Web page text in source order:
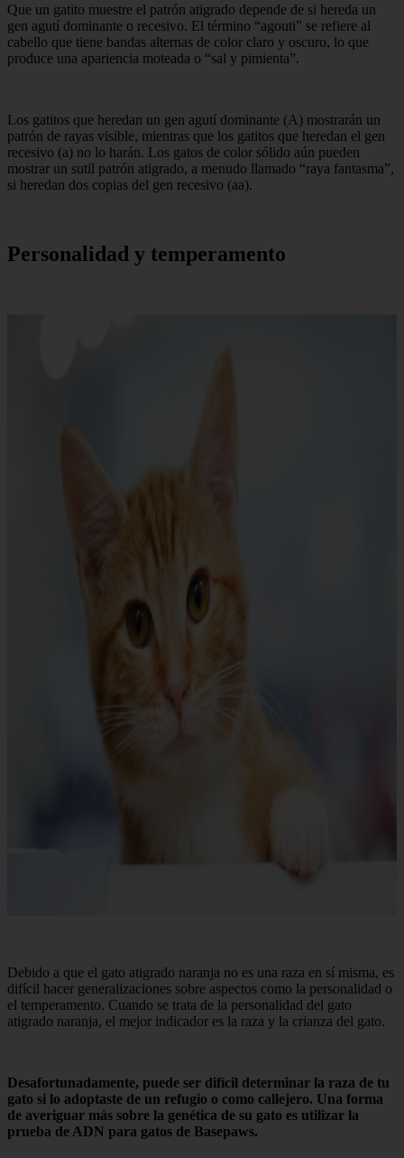
Que un gatito muestre el patrón atigrado depende de si hereda un
gen agutí dominante o recesivo. El término “agouti” se refiere al
cabello que tiene bandas alternas de color claro y oscuro, lo que
produce una apariencia moteada o “sal y pimienta”.
Los gatitos que heredan un gen agutí dominante (A) mostrarán un
patrón de rayas visible, mientras que los gatitos que heredan el gen
recesivo (a) no lo harán. Los gatos de color sólido aún pueden
mostrar un sutil patrón atigrado, a menudo llamado “raya fantasma”,
si heredan dos copias del gen recesivo (aa).
Personalidad y temperamento
Debido a que el gato atigrado naranja no es una raza en sí misma, es
difícil hacer generalizaciones sobre aspectos como la personalidad o
el temperamento. Cuando se trata de la personalidad del gato
atigrado naranja, el mejor indicador es la raza y la crianza del gato.
Desafortunadamente, puede ser difícil determinar la raza de tu
gato si lo adoptaste de un refugio o como callejero. Una forma
de averiguar más sobre la genética de su gato es utilizar la
prueba de ADN para gatos de Basepaws.